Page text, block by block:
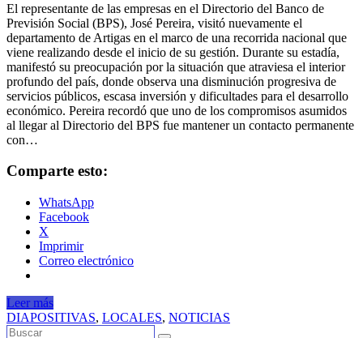
El representante de las empresas en el Directorio del Banco de
Previsión Social (BPS), José Pereira, visitó nuevamente el
departamento de Artigas en el marco de una recorrida nacional que
viene realizando desde el inicio de su gestión. Durante su estadía,
manifestó su preocupación por la situación que atraviesa el interior
profundo del país, donde observa una disminución progresiva de
servicios públicos, escasa inversión y dificultades para el desarrollo
económico. Pereira recordó que uno de los compromisos asumidos
al llegar al Directorio del BPS fue mantener un contacto permanente
con…
Comparte esto:
WhatsApp
Facebook
X
Imprimir
Correo electrónico
Leer más
DIAPOSITIVAS, LOCALES, NOTICIAS